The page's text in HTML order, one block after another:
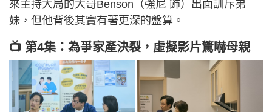
來主持大局的大哥Benson（強尼 飾）出面訓斥弟
妹，但他背後其實有著更深的盤算。
📺 第4集：為爭家產決裂，虛擬影片驚嚇母親